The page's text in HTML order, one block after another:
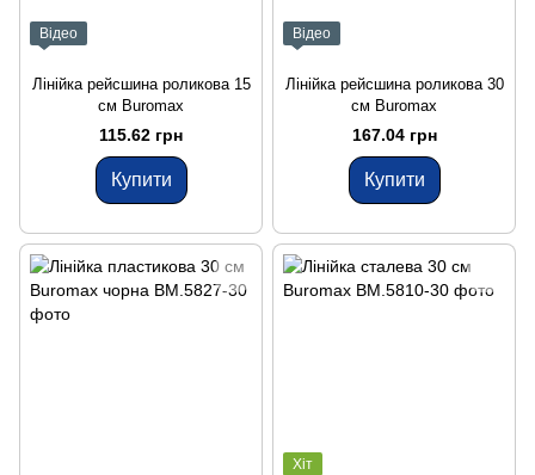
Відео
Лінійка рейсшина роликова 15
см Buromax
115.62 грн
Купити
Відео
Лінійка рейсшина роликова 30
см Buromax
167.04 грн
Купити
Хіт